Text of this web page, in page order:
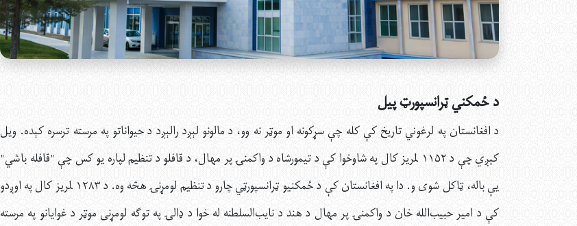
د ځمکني ټرانسپورټ پیل
د افغانستان په لرغوني تاریخ کې کله چې سړکونه او موټر نه وو، د مالونو لېږد رالېږد د حیواناتو په مرسته ترسره کېده. ویل
کېږي چې د ۱۱۵۲ لمریز کال په شاوخوا کې د تیمورشاه د واکمنۍ پر مهال، د قافلو د تنظیم لپاره یو کس چې "قافله باشي"
يې باله، ټاکل شوی و. دا په افغانستان کې د ځمکنيو ټرانسپورټي چارو د تنظیم لومړنۍ هڅه وه. د ۱۲۸۳ لمریز کال په اوږدو
کې د امیر حبیب‌الله خان د واکمنۍ پر مهال د هند د نایب‌السلطنه له خوا د ډالۍ په توګه لومړنی موټر د غوايانو په مرسته